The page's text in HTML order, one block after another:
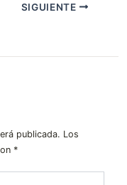
SIGUIENTE
publicada. Los
*